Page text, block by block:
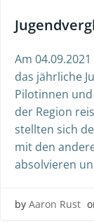
Am
das jährliche
Pilotinnen
der Region
stellten sich
mit den
absolvieren
by Aaron Rust